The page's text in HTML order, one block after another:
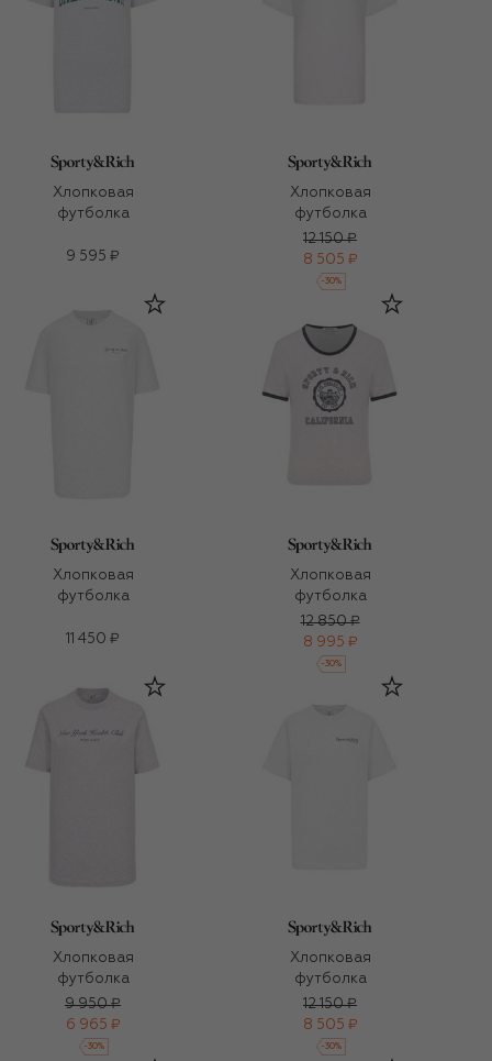
Хлопковая
футболка
9 595 ₽
Хлопковая
футболка
12 150 ₽
8 505 ₽
-30%
Хлопковая
футболка
11 450 ₽
Хлопковая
футболка
12 850 ₽
8 995 ₽
-30%
Хлопковая
футболка
9 950 ₽
6 965 ₽
-30%
Хлопковая
футболка
12 150 ₽
8 505 ₽
-30%